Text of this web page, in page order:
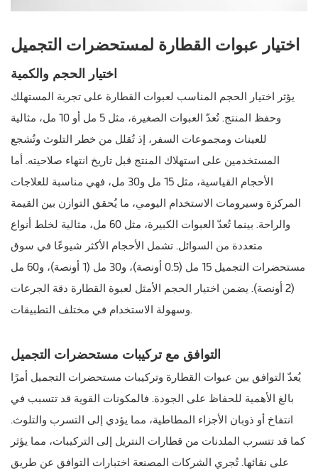
اختيار عبوات القطارة لمستحضرات التجميل
اختيار الحجم والكمية
يؤثر اختيار الحجم المناسب لعبوات القطارة على تجربة المستهلك
وحفظ المنتج. تُعدّ العبوات الصغيرة، مثل 5 مل أو 10 مل، مثالية
للعينات ومجموعات السفر، إذ تُقلل من خطر التلوث وتُشجع
المستخدمين على استهلاك المنتج قبل تاريخ انتهاء صلاحيته. أما
الأحجام القياسية، مثل 15 مل و30 مل، فهي مناسبة للعلاجات
المركزة وسيرومات الاستخدام اليومي، ما يُحقق التوازن بين القيمة
والراحة. بينما تُعدّ العبوات الكبيرة، مثل 60 مل، مثالية لخلط أنواع
متعددة من السوائل. تشمل الأحجام الأكثر شيوعًا في سوق
مستحضرات التجميل 15 مل (0.5 أونصة)، و30 مل (1 أونصة)، و60 مل
(2 أونصة). يضمن اختيار الحجم الأمثل لعبوة القطارة دقة الجرعات
وسهولة الاستخدام في مختلف التطبيقات.
التوافق مع تركيبات مستحضرات التجميل
يُعدّ التوافق بين عبوات القطارة وتركيبات مستحضرات التجميل أمرًا
بالغ الأهمية للحفاظ على الجودة. فالمكونات القوية قد تتسبب في
انتفاخ أو ذوبان الأجزاء المطاطية، مما يؤدي إلى التسرب والتلوث.
كما قد تتسرب الملدنات من قطارات النتريل إلى التركيبات، مما يؤثر
على نقائها. تُجري الشركات المصنعة اختبارات التوافق عن طريق